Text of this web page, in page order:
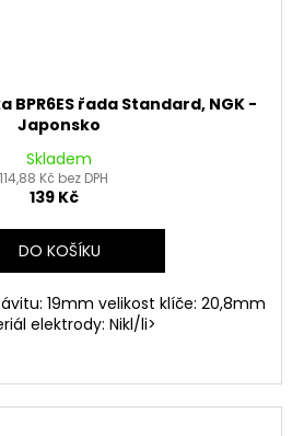
řada Standard, NGK -
Japonsko
Skladem
114,88 Kč bez DPH
139 Kč
DO KOŠÍKU
19mm velikost klíče: 20,8mm
elektrody: Nikl/li>